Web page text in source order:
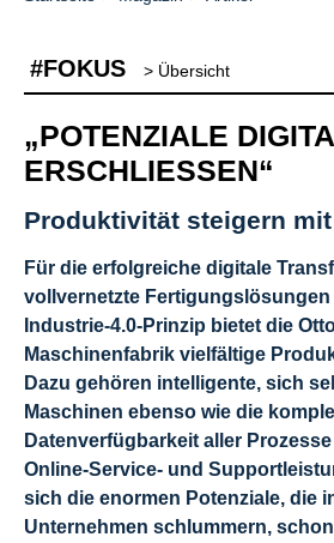
#FOKUS > Übersicht
„POTENZIALE
ERSCHLIESSEN“
Produktivität steigern
Für die erfolgreiche digitale
vollvernetzte Fertigungslösungen
Industrie-4.0-Prinzip bietet die
Maschinenfabrik vielfältige
Dazu gehören intelligente, sich
Maschinen ebenso wie die
Datenverfügbarkeit aller
Online-Service- und
sich die enormen Potenziale, die
Unternehmen schlummern,